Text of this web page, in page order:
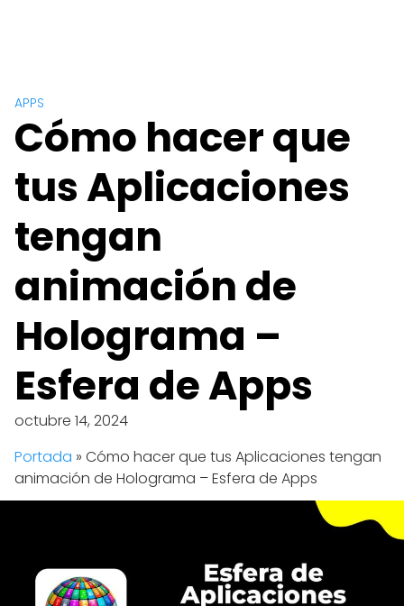
APPS
Cómo hacer que
tus Aplicaciones
tengan
animación de
Holograma –
Esfera de Apps
octubre 14, 2024
Portada » Cómo hacer que tus Aplicaciones tengan
animación de Holograma – Esfera de Apps